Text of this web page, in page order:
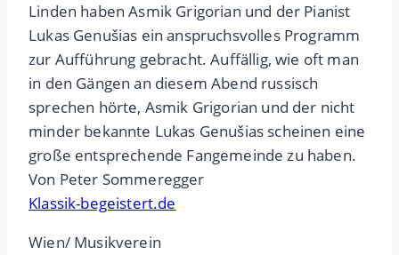
Linden haben Asmik Grigorian und der Pianist
Lukas Genušias ein anspruchsvolles Programm
zur Aufführung gebracht. Auffällig, wie oft man
in den Gängen an diesem Abend russisch
sprechen hörte, Asmik Grigorian und der nicht
minder bekannte Lukas Genušias scheinen eine
große entsprechende Fangemeinde zu haben.
Von Peter Sommeregger
Klassik-begeistert.de
Wien/ Musikverein